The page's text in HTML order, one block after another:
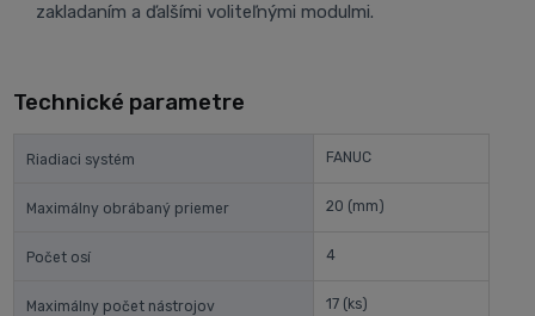
zakladaním a ďalšími voliteľnými modulmi.
Technické parametre
Riadiaci systém FANUC
Maximálny obrábaný priemer 20 (mm)
Počet osí 4
Maximálny počet nástrojov 17 (ks)